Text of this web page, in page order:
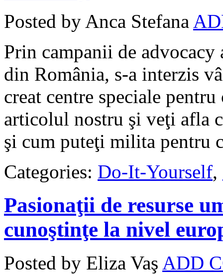
Posted by Anca Stefana
Prin campanii de
din România, s-a interzis
creat centre speciale
articolul nostru şi veţi afla
şi cum puteţi milita pentru
Categories: Do-It-Yourself,
Pasionaţii de resurse
cunoştinţe la nivel
Posted by Eliza Vaş ADD